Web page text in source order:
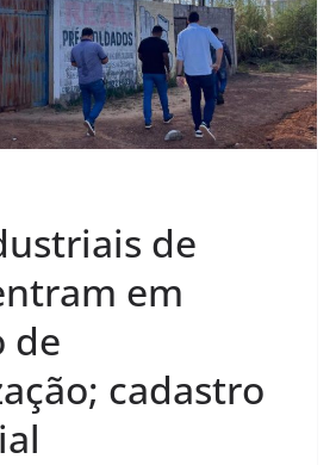
de
em
de
cadastro